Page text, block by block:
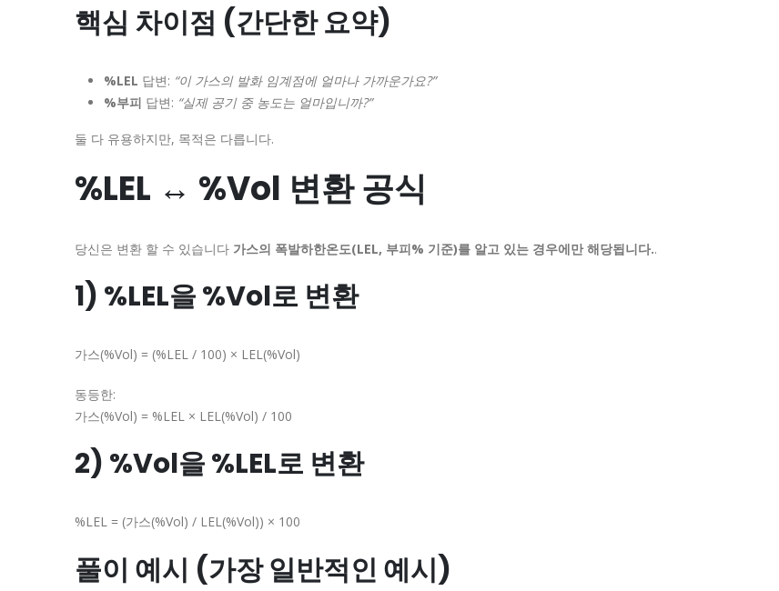
핵심 차이점 (간단한 요약)
%LEL 답변: “이 가스의 발화 임계점에 얼마나 가까운가요?”
%부피 답변: “실제 공기 중 농도는 얼마입니까?”
둘 다 유용하지만, 목적은 다릅니다.
%LEL ↔ %Vol 변환 공식
당신은 변환 할 수 있습니다 가스의 폭발하한온도(LEL, 부피% 기준)를 알고 있는 경우에만 해당됩니다..
1) %LEL을 %Vol로 변환
가스(%Vol) = (%LEL / 100) × LEL(%Vol)
동등한:
가스(%Vol) = %LEL × LEL(%Vol) / 100
2) %Vol을 %LEL로 변환
%LEL = (가스(%Vol) / LEL(%Vol)) × 100
풀이 예시 (가장 일반적인 예시)